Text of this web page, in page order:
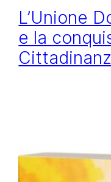
L’Unione
e la